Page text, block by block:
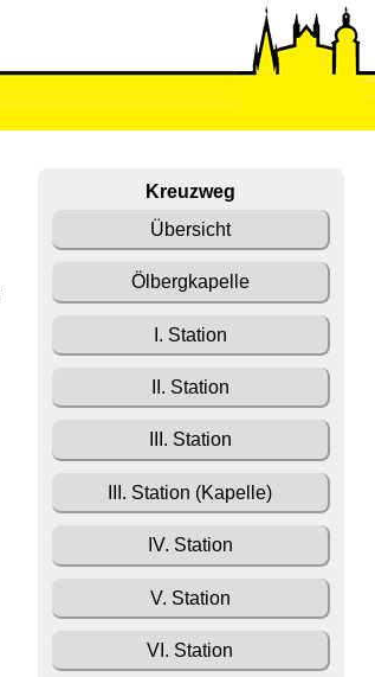
Kreuzweg
Übersicht
Ölbergkapelle
I. Station
II. Station
III. Station
III. Station (Kapelle)
IV. Station
V. Station
VI. Station